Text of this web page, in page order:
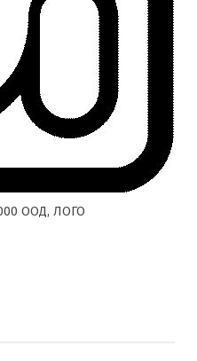
ООД, ЛОГО